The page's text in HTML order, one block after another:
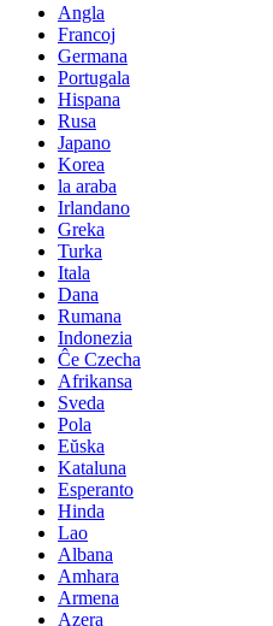
Angla
Francoj
Germana
Portugala
Hispana
Rusa
Japano
Korea
la araba
Irlandano
Greka
Turka
Itala
Dana
Rumana
Indonezia
Ĉe Czecha
Afrikansa
Sveda
Pola
Eŭska
Kataluna
Esperanto
Hinda
Lao
Albana
Amhara
Armena
Azera